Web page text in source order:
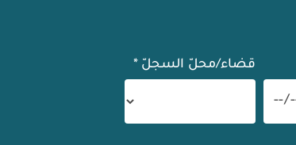
قضاء/محلّ السجلّ *